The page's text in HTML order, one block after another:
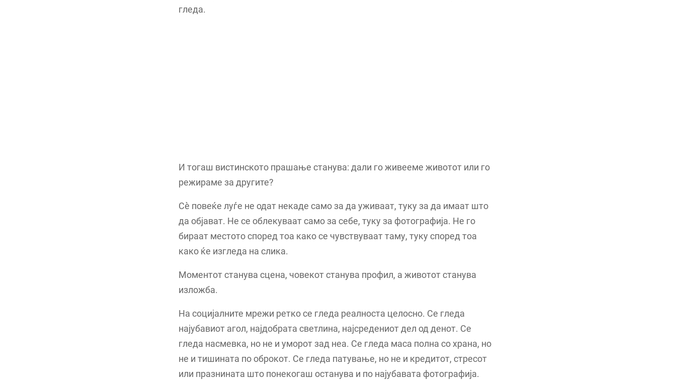
гледа.
И тогаш вистинското прашање станува: дали го живееме животот или го
режираме за другите?
Сè повеќе луѓе не одат некаде само за да уживаат, туку за да имаат што
да објават. Не се облекуваат само за себе, туку за фотографија. Не го
бираат местото според тоа како се чувствуваат таму, туку според тоа
како ќе изгледа на слика.
Моментот станува сцена, човекот станува профил, а животот станува
изложба.
На социјалните мрежи ретко се гледа реалноста целосно. Се гледа
најубавиот агол, најдобрата светлина, најсредениот дел од денот. Се
гледа насмевка, но не и уморот зад неа. Се гледа маса полна со храна, но
не и тишината по оброкот. Се гледа патување, но не и кредитот, стресот
или празнината што понекогаш останува и по најубавата фотографија.